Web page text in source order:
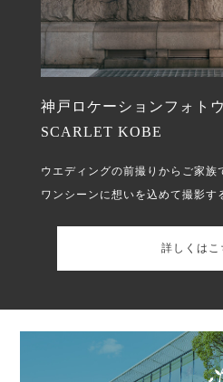
神戸ロケーションフォト
SCARLET KOBE
ウエディングの前撮りからご家族
ワンシーンに想いを込めて撮影す
詳しくはこ